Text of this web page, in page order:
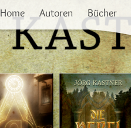
Home Autoren Bücher